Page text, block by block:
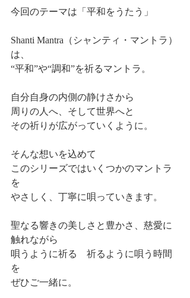
今回のテーマは「平和をうたう」
Shanti Mantra（シャンティ・マントラ）
は、
“平和”や“調和”を祈るマントラ。
自分自身の内側の静けさから
周りの人へ、そして世界へと
その祈りが広がっていくように。
そんな想いを込めて
このシリーズではいくつかのマントラ
を
やさしく、丁寧に唄っていきます。
聖なる響きの美しさと豊かさ、慈愛に
触れながら
唄うように祈る　祈るように唄う時間
を
ぜひご一緒に。